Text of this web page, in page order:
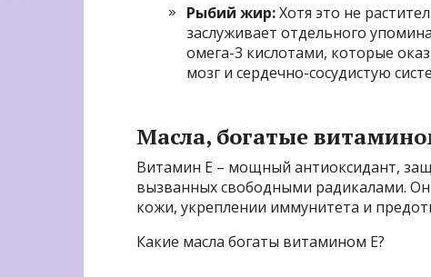
Рыбий жир:Хотя это не
заслуживает отдельного
омега-3 кислотами, которые
мозг и сердечно-сосудистую
Масла, богатые
Витамин Е – мощный антиоксидант,
вызванных свободными радикалами.
кожи, укреплении иммунитета и
Какие масла богаты витамином Е?